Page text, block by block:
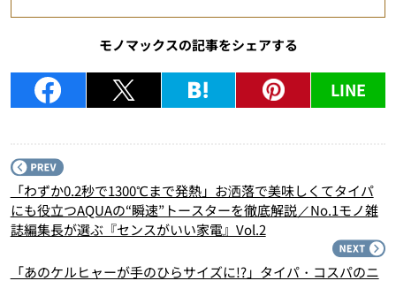
モノマックスの記事をシェアする
LINE
「わずか0.2秒で1300℃まで発熱」お洒落で美味しくてタイパ
にも役立つAQUAの“瞬速”トースターを徹底解説／No.1モノ雑
誌編集長が選ぶ『センスがいい家電』Vol.2
「あのケルヒャーが手のひらサイズに!?」タイパ・コスパのニ